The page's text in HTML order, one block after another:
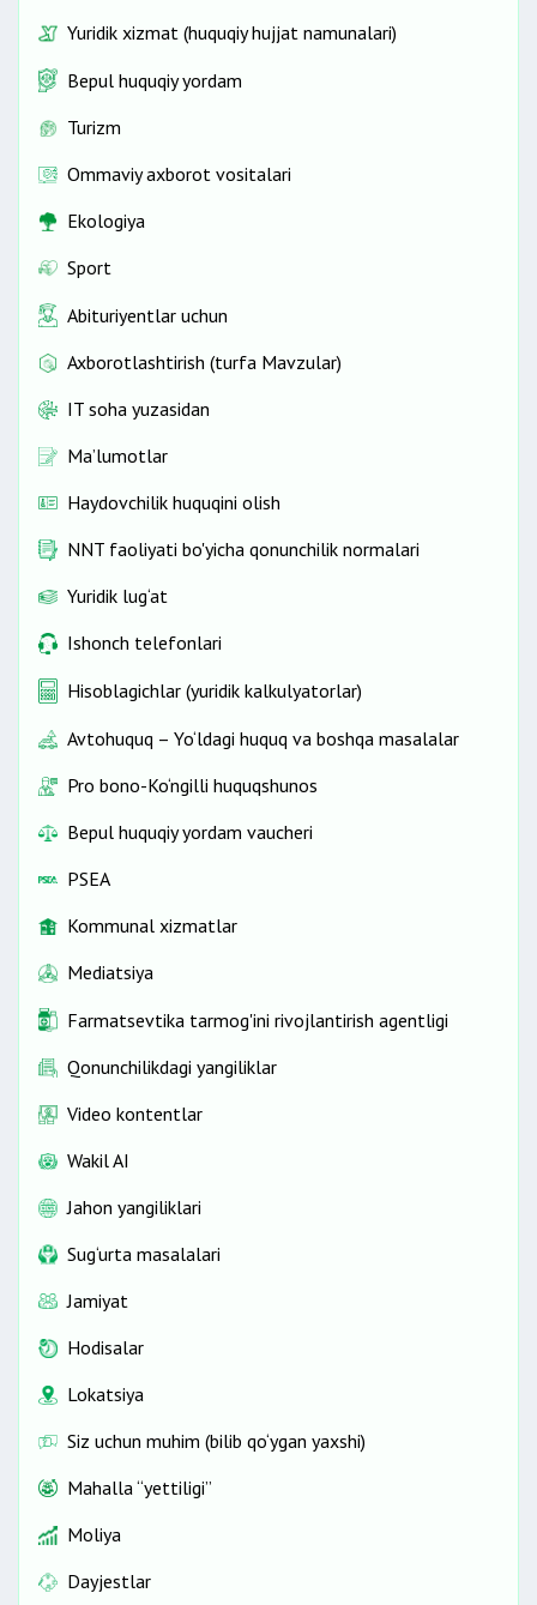
Yuridik xizmat (huquqiy hujjat namunalari)
Bepul huquqiy yordam
Turizm
Ommaviy axborot vositalari
Ekologiya
Sport
Abituriyentlar uchun
Axborotlashtirish (turfa Mavzular)
IT soha yuzasidan
Ma’lumotlar
Haydovchilik huquqini olish
NNT faoliyati bo'yicha qonunchilik normalari
Yuridik lug‘at
Ishonch telefonlari
Hisoblagichlar (yuridik kalkulyatorlar)
Avtohuquq – Yo‘ldagi huquq va boshqa masalalar
Pro bono-Ko‘ngilli huquqshunos
Bepul huquqiy yordam vaucheri
PSEA
Kommunal xizmatlar
Mediatsiya
Farmatsevtika tarmog'ini rivojlantirish agentligi
Qonunchilikdagi yangiliklar
Video kontentlar
Wakil AI
Jahon yangiliklari
Sug‘urta masalalari
Jamiyat
Hodisalar
Lokatsiya
Siz uchun muhim (bilib qo‘ygan yaxshi)
Mahalla “yettiligi”
Moliya
Dayjestlar